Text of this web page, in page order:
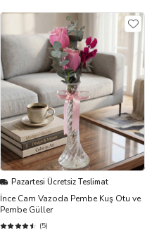
Pazartesi Ücretsiz Teslimat
İnce Cam Vazoda Pembe Kuş Otu ve
Pembe Güller
(5)